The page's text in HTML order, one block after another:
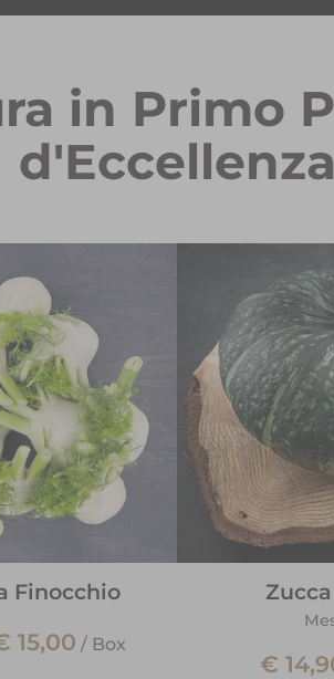
in Primo
d'Eccellenza
Finocchio
15,00 / Box
€